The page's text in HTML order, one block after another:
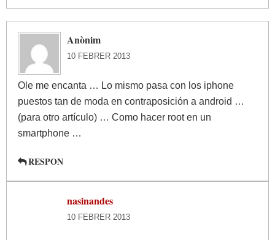
Anònim
10 FEBRER 2013
Ole me encanta … Lo mismo pasa con los iphone
puestos tan de moda en contraposición a android …
(para otro artículo) … Como hacer root en un
smartphone …
RESPON
nasinandes
10 FEBRER 2013